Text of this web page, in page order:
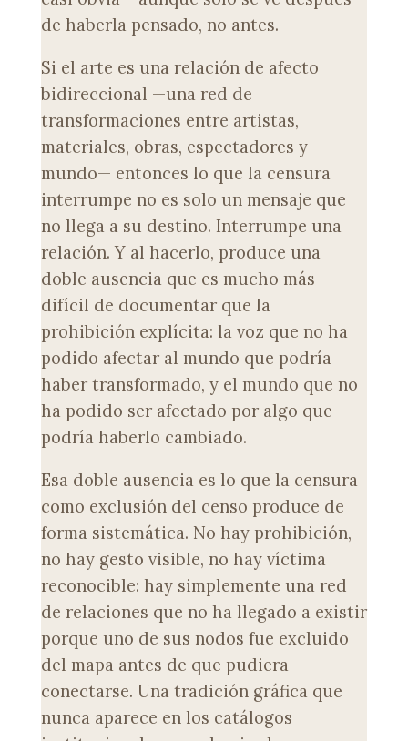
de haberla pensado, no antes.
Si el arte es una relación de afecto
bidireccional —una red de
transformaciones entre artistas,
materiales, obras, espectadores y
mundo— entonces lo que la censura
interrumpe no es solo un mensaje que
no llega a su destino. Interrumpe una
relación. Y al hacerlo, produce una
doble ausencia que es mucho más
difícil de documentar que la
prohibición explícita: la voz que no ha
podido afectar al mundo que podría
haber transformado, y el mundo que no
ha podido ser afectado por algo que
podría haberlo cambiado.
Esa doble ausencia es lo que la censura
como exclusión del censo produce de
forma sistemática. No hay prohibición,
no hay gesto visible, no hay víctima
reconocible: hay simplemente una red
de relaciones que no ha llegado a existir
porque uno de sus nodos fue excluido
del mapa antes de que pudiera
conectarse. Una tradición gráfica que
nunca aparece en los catálogos